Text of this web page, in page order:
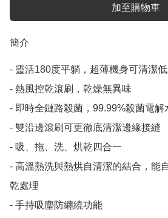
加至購物車
簡介
- 靈活1​​80度平躺，超薄機身可清潔
- 熱風控乾滾刷，乾燥無異味
- 即時全鏈路殺菌，99.99%殺菌電解
- 雙沿邊滾刷可更徹底清潔邊緣接縫
- 吸、拖、洗、烘乾四合一
- 高溫熱洗與熱烘自清潔的結合，能
乾處理
- 手持吸塵防纏繞功能